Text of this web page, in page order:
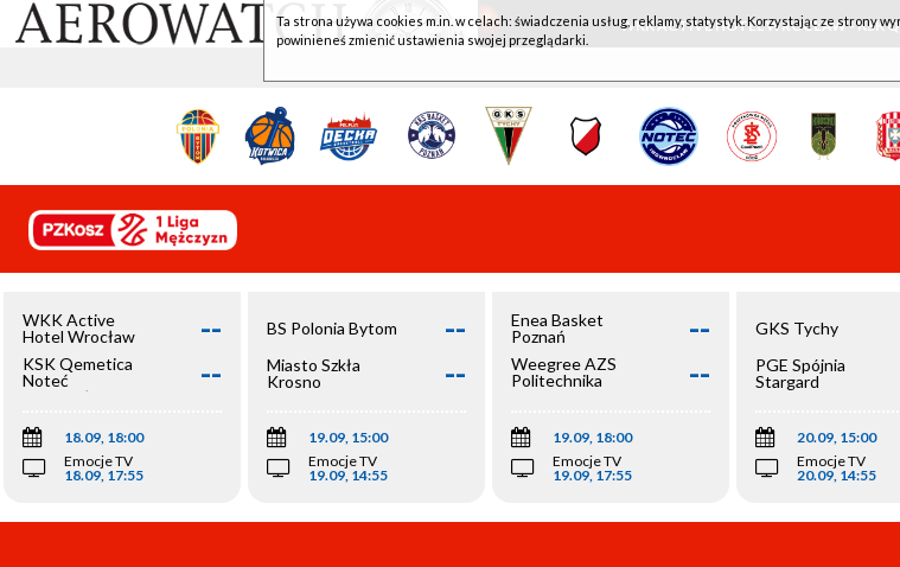
WKK ACTIVE HOTEL WROCŁAW - KSK
WKK Active
Hotel Wrocław
--
KSK Qemetica
Noteć
Inowrocław
--
18.09, 18:00
Emocje TV
18.09, 17:55
BS Polonia Bytom --
Miasto Szkła
Krosno
--
19.09, 15:00
Emocje TV
19.09, 14:55
Enea Basket
Poznań
--
Weegree AZS
Politechnika
--
19.09, 18:00
Emocje TV
19.09, 17:55
GKS Tychy
PGE Spójnia
Stargard
20.09, 15:00
Emocje TV
20.09, 14:55
Ta strona używa cookies m.in. w celach: świadczenia usług, reklamy, statystyk. Korzystając ze strony
powinieneś zmienić ustawienia swojej przeglądarki.